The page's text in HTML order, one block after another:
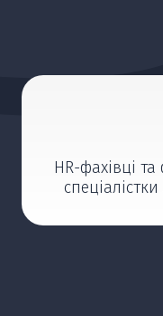
HR-фахівці та